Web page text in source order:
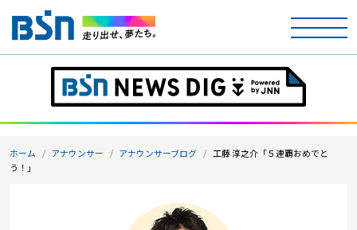
ホーム
テレビ
ラジオ
アナウンサー
ホーム アナウンサー アナウンサーブログ
工藤 淳之介「５連覇おめでと
う！」